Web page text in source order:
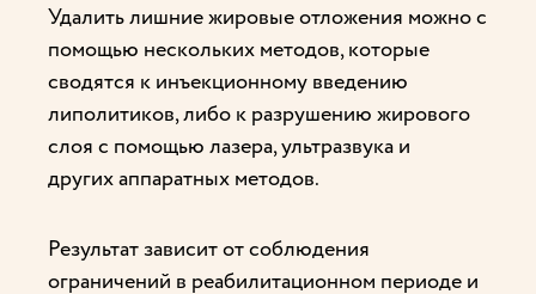
Удалить лишние жировые отложения можно с
помощью нескольких методов, которые
сводятся к инъекционному введению
липолитиков, либо к разрушению жирового
слоя с помощью лазера, ультразвука и
других аппаратных методов.
Результат зависит от соблюдения
ограничений в реабилитационном периоде и